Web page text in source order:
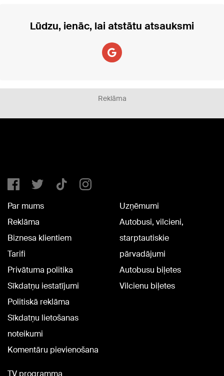
Lūdzu, ienāc, lai atstātu atsauksmi
Reklāma
Par mums
Reklāma
Biznesa klientiem
Tarifi
Privātuma politika
Sīkdatņu iestatījumi
Politiskā reklāma
Sīkdatņu lietošanas
noteikumi
Komentāru pievienošana
Uzņēmumi
Autobusi, vilcieni,
starptautiskie
pārvadājumi
Autobusu biļetes
Vilcienu biļetes
TV programma